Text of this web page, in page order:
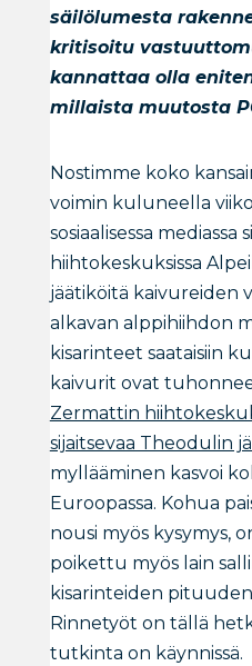
säilölumesta
kritisoitu
kannattaa olla
millaista muutosta
Nostimme koko
voimin kuluneella
sosiaalisessa mediassa
hiihtokeskuksissa
jäätiköitä kaivureiden
alkavan alppihiihdon
kisarinteet saataisiin
kaivurit ovat
Zermattin
sijaitsevaa Theodulin
myllääminen kasvoi
Euroopassa. Kohua
nousi myös kysymys,
poikettu myös lain
kisarinteiden
Rinnetyöt on tällä
tutkinta on käynnissä.